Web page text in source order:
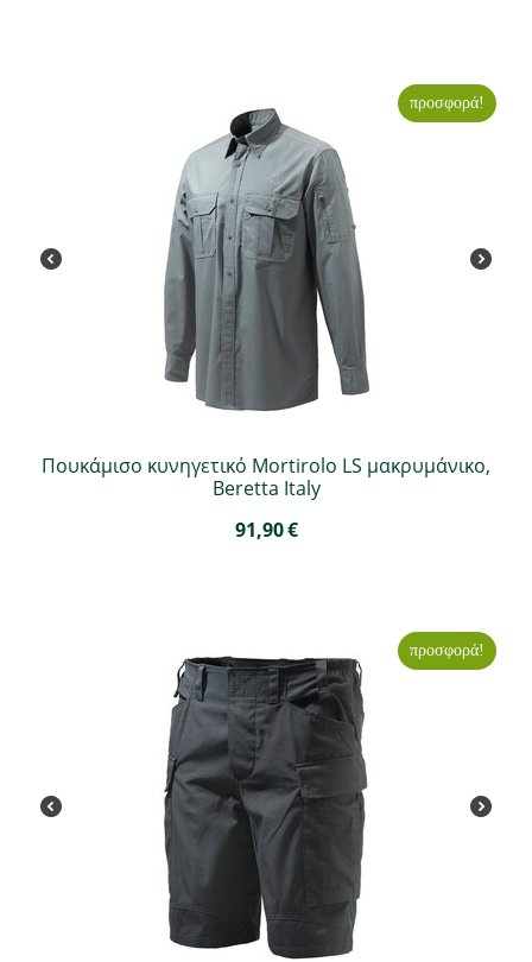
προσφορά!
Πουκάμισο κυνηγετικό Mortirolo LS μακρυμάνικο,
Beretta Italy
91,90€
προσφορά!